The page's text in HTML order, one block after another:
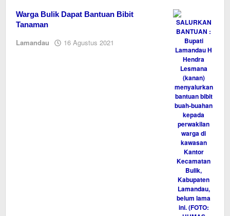
Warga Bulik Dapat Bantuan Bibit
Tanaman
Lamandau 16 Agustus 2021